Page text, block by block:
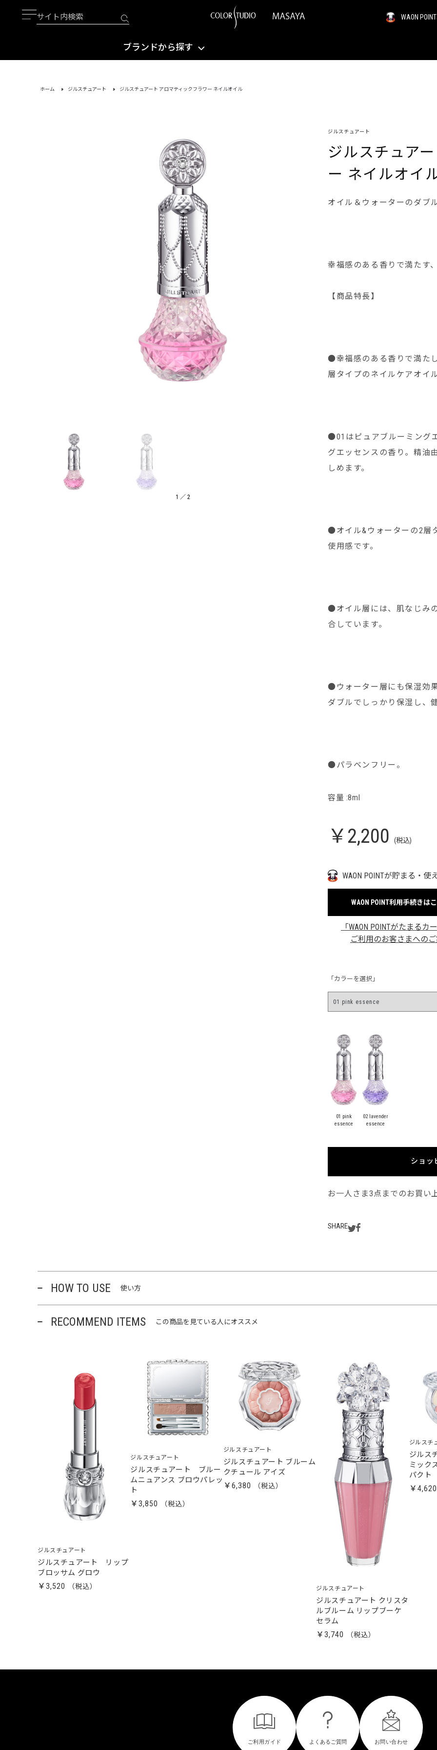
WAON
ブランドから探す
ホーム ジルスチュアート ジルスチュアート アロマティックフラワー ネイルオイル
1 ／ 2
ジルスチュアート
ジルスチュア
ー ネイルオイ
オイル＆ウォーターのダブ
幸福感のある香りで満たす
【商品特長】
●幸福感のある香りで満た
層タイプのネイルケアオイル
●01はピュアブルーミング
グエッセンスの香り。精油
しめます。
●オイル&ウォーターの2層
使用感です。
●オイル層には、肌なじみ
合しています。
●ウォーター層にも保湿効
ダブルでしっかり保湿し、
●パラベンフリー。
容量 :8ml
￥2,200 (税込)
WAON POINTが貯まる・使
WAON POINT利用手続きは
「WAON POINTがたまるカ
ご利用のお客さまへの
「カラーを選択」
01 pink
essence
02 lavender
essence
ショッ
お一人さま3点までのお買い
SHARE
HOW TO USE 使い方
RECOMMEND ITEMS この商品を見ている人にオススメ
ジルスチュアート
ジルスチュアート リップ
ブロッサム グロウ
￥3,520
ジルスチュアート
ジルスチュアート ブルー
ムニュアンス ブロウパレッ
ト
￥3,850
ジルスチュアート
ジルスチュアート ブルーム
クチュール アイズ
￥6,380
ジルスチュアート
ジルスチュアート クリスタ
ルブルーム リップブーケ
セラム
￥3,740
ジルスチ
ジルス
ミック
パクト
￥4,620